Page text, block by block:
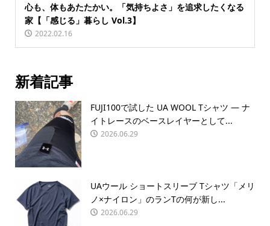
心も、体もあたたかい。「気持ちよさ」を追求したくなる
家【「感じる」暮らし Vol.3】
2022.02.16
新着記事
FUJI100で試した UA WOOL Tシャツ — ナ
イトレースのベースレイヤーとして...
2026.06.29
UAウール ショートスリーブ Tシャツ「メリ
ノ×ナイロン」のランTの何が新し...
2026.06.29